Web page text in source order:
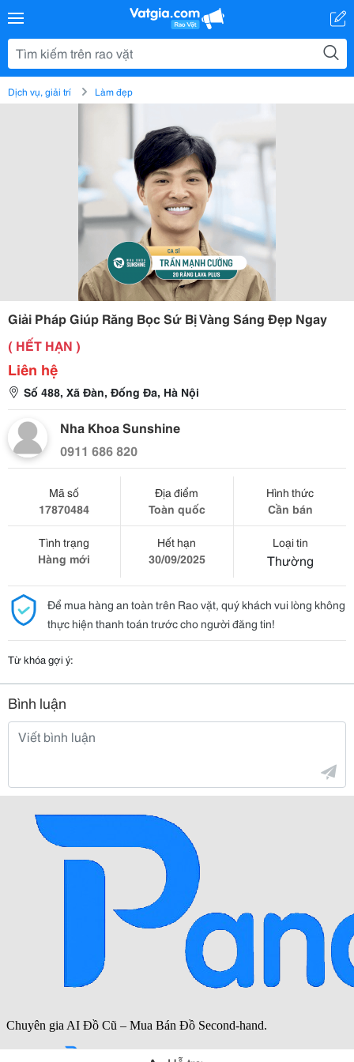
Dịch vụ, giải trí Làm đẹp
Giải Pháp Giúp Răng Bọc Sứ Bị Vàng Sáng Đẹp Ngay
( HẾT HẠN )
Liên hệ
Số 488, Xã Đàn, Đống Đa, Hà Nội
Nha Khoa Sunshine
0911 686 820
Mã số
17870484
Địa điểm
Toàn quốc
Hình thức
Cần bán
Tình trạng
Hàng mới
Hết hạn
30/09/2025
Loại tin
Thường
Để mua hàng an toàn trên Rao vặt, quý khách vui lòng không
thực hiện thanh toán trước cho người đăng tin!
Từ khóa gợi ý:
Bình luận